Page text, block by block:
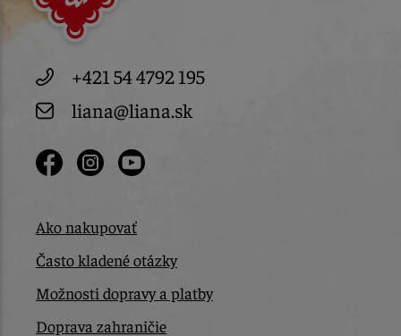
+421 54 4792 195
liana@liana.sk
Ako nakupovať
Často kladené otázky
Možnosti dopravy a platby
Doprava zahraničie